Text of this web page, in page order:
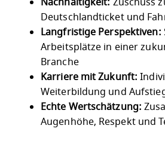
Deutschlandticket und
Langfristige Perspektiven:
Arbeitsplätze in einer
Branche
Karriere mit Zukunft:
Weiterbildung und
Echte Wertschätzung:
Augenhöhe, Respekt und